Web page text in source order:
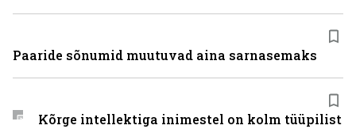
Paaride sõnumid muutuvad aina sarnasemaks
Kõrge intellektiga inimestel on kolm tüüpilist